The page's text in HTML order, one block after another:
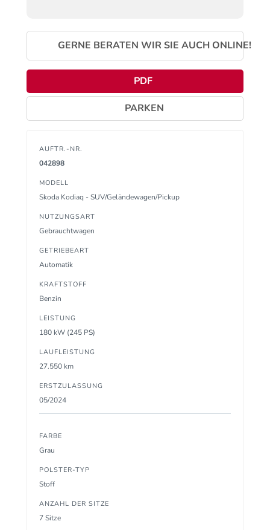
GERNE BERATEN WIR SIE AUCH ONLINE!
PDF
PARKEN
AUFTR.-NR.
042898
MODELL
Skoda Kodiaq - SUV/Geländewagen/Pickup
NUTZUNGSART
Gebrauchtwagen
GETRIEBEART
Automatik
KRAFTSTOFF
Benzin
LEISTUNG
180 kW (245 PS)
LAUFLEISTUNG
27.550 km
ERSTZULASSUNG
05/2024
FARBE
Grau
POLSTER-TYP
Stoff
ANZAHL DER SITZE
7 Sitze